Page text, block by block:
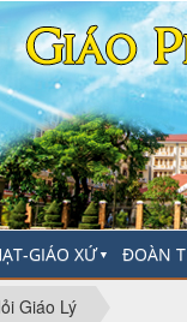
GIÁO XỨ▼ ĐOÀN
Giáo Lý